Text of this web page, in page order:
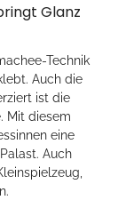
Glanz
Technik
Auch die
ist die
Mit diesem
eine
Auch